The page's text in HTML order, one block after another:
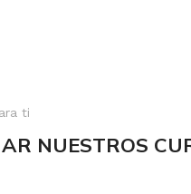
ti
NUESTROS